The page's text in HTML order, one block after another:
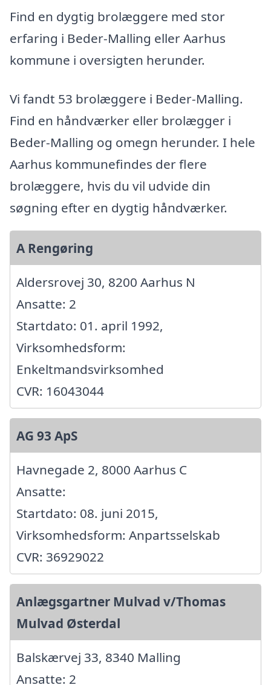
Find en dygtig brolæggere med stor
erfaring i Beder-Malling eller Aarhus
kommune i oversigten herunder.
Vi fandt 53 brolæggere i Beder-Malling.
Find en håndværker eller brolægger i
Beder-Malling og omegn herunder. I hele
Aarhus kommunefindes der flere
brolæggere, hvis du vil udvide din
søgning efter en dygtig håndværker.
A Rengøring
Aldersrovej 30, 8200 Aarhus N
Ansatte: 2
Startdato: 01. april 1992,
Virksomhedsform:
Enkeltmandsvirksomhed
CVR: 16043044
AG 93 ApS
Havnegade 2, 8000 Aarhus C
Ansatte:
Startdato: 08. juni 2015,
Virksomhedsform: Anpartsselskab
CVR: 36929022
Anlægsgartner Mulvad v/Thomas
Mulvad Østerdal
Balskærvej 33, 8340 Malling
Ansatte: 2